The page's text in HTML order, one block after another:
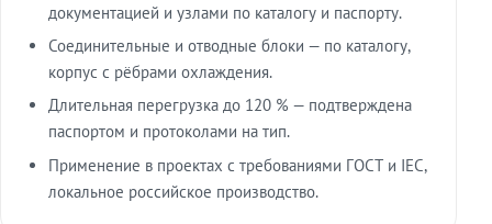
документацией и узлами по каталогу и паспорту.
Соединительные и отводные блоки — по каталогу,
корпус с рёбрами охлаждения.
Длительная перегрузка до 120 % — подтверждена
паспортом и протоколами на тип.
Применение в проектах с требованиями ГОСТ и IEC,
локальное российское производство.